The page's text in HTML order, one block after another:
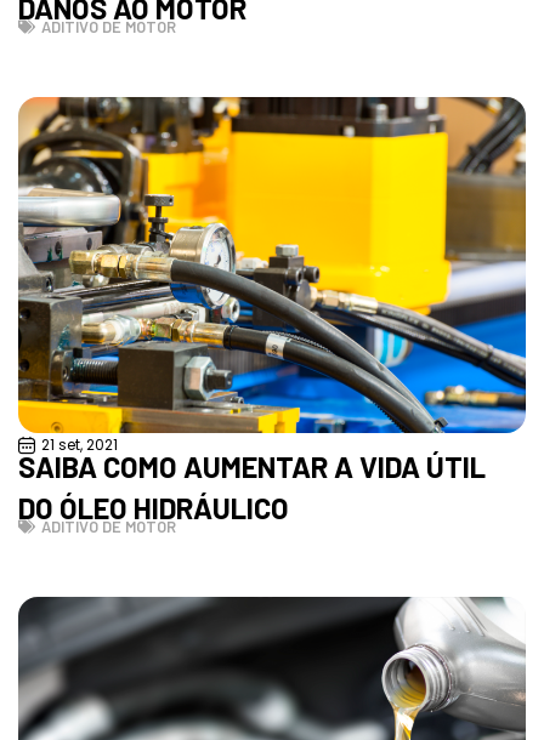
DANOS AO MOTOR
ADITIVO DE MOTOR
21 set, 2021
SAIBA COMO AUMENTAR A VIDA ÚTIL
DO ÓLEO HIDRÁULICO
ADITIVO DE MOTOR